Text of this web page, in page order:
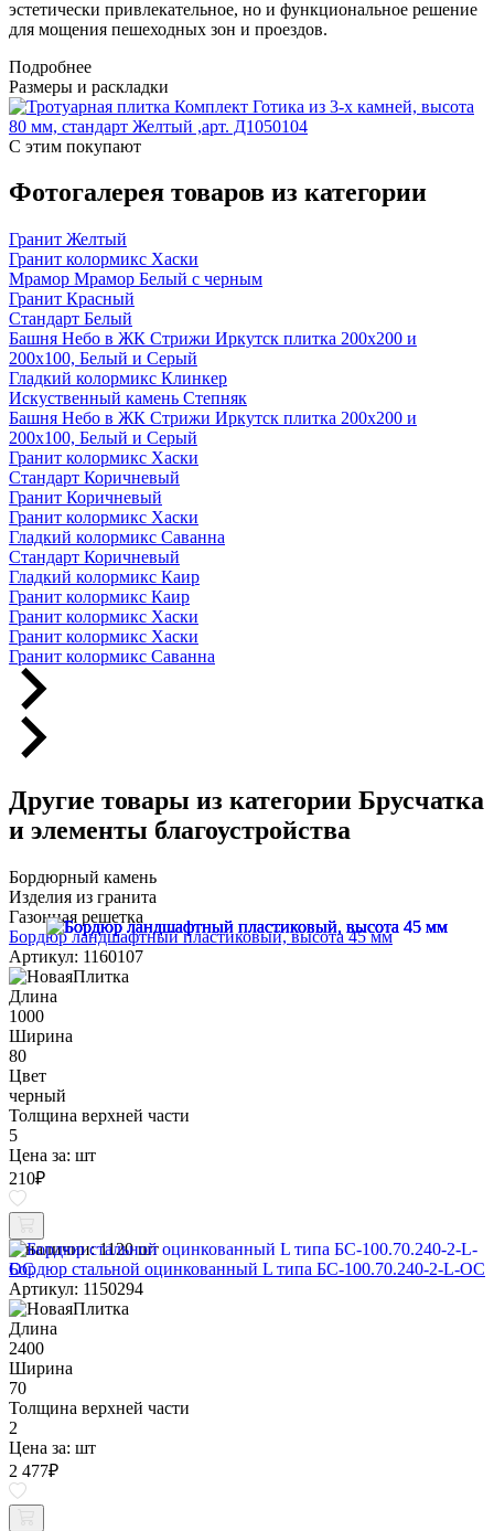
эстетически привлекательное, но и функциональное решение
для мощения пешеходных зон и проездов.
Подробнее
Размеры и раскладки
С этим покупают
Фотогалерея товаров из категории
Гранит Желтый
Гранит колормикс Хаски
Мрамор Мрамор Белый с черным
Гранит Красный
Стандарт Белый
Башня Небо в ЖК Стрижи Иркутск плитка 200х200 и
200х100, Белый и Серый
Гладкий колормикс Клинкер
Искуственный камень Степняк
Башня Небо в ЖК Стрижи Иркутск плитка 200х200 и
200х100, Белый и Серый
Гранит колормикс Хаски
Стандарт Коричневый
Гранит Коричневый
Гранит колормикс Хаски
Гладкий колормикс Саванна
Стандарт Коричневый
Гладкий колормикс Каир
Гранит колормикс Каир
Гранит колормикс Хаски
Гранит колормикс Хаски
Гранит колормикс Саванна
Другие товары из категории Брусчатка
и элементы благоустройства
Бордюрный камень
Изделия из гранита
Газонная решетка
Бордюр ландшафтный пластиковый, высота 45 мм
Артикул: 1160107
Длина
1000
Ширина
80
Цвет
черный
Толщина верхней части
5
Цена за: шт
210₽
В наличии: 1120 шт
Бордюр стальной оцинкованный L типа БС-100.70.240-2-L-ОС
Артикул: 1150294
Длина
2400
Ширина
70
Толщина верхней части
2
Цена за: шт
2 477₽